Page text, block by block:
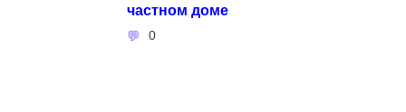
частном доме
0